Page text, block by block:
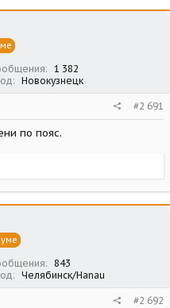
1 382
Новокузнецк
#2 691
по пояс.
843
Челябинск/Hanau
#2 692